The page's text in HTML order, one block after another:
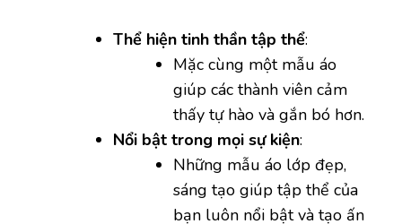
Thể hiện tinh thần tập thể:
Mặc cùng một mẫu áo
giúp các thành viên cảm
thấy tự hào và gắn bó hơn.
Nổi bật trong mọi sự kiện:
Những mẫu áo lớp đẹp,
sáng tạo giúp tập thể của
bạn luôn nổi bật và tạo ấn